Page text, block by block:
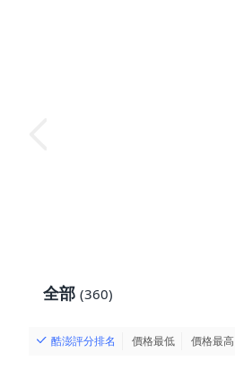
全部 (360)
酷澎評分排名 價格最低 價格最高